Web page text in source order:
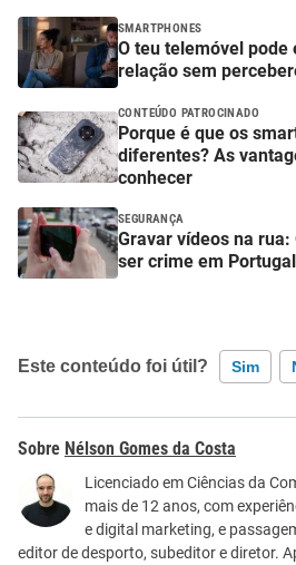
SMARTPHONES
O teu telemóvel
relação sem
CONTEÚDO PATROCINADO
Porque é que os
diferentes? As
conhecer
SEGURANÇA
Gravar vídeos na rua:
ser crime em
Este conteúdo foi útil? Sim
Este conteúdo não tem a
Outro
Nélson Gomes da Costa
Licenciado em Ciências da
mais de 12 anos, com
e digital marketing, e
editor de desporto, subeditor e diretor.